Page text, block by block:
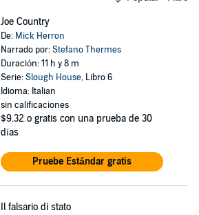
Joe Country
De: Mick Herron
Narrado por:Stefano Thermes
Duración: 11 h y 8 m
Serie:Slough House, Libro 6
Idioma: Italian
sin calificaciones
$9.32 o gratis con una prueba de 30
días
Pruebe Estándar gratis
Il falsario di stato